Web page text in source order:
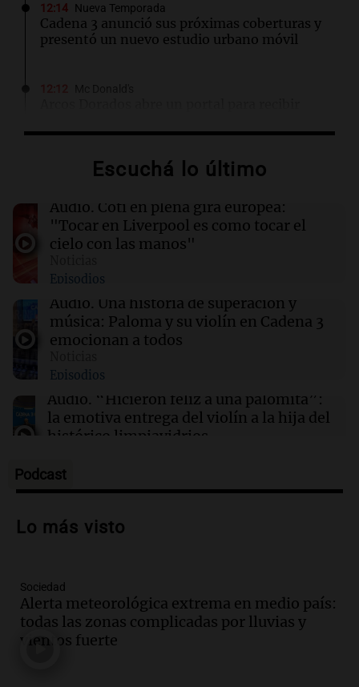
12:14 Nueva Temporada
Cadena 3 anunció sus próximas coberturas y
presentó un nuevo estudio urbano móvil
restaurantes McDonald’s
Quiniela la primera de la mañana: conocé los
números ganadores de hoy jueves 6 de
agosto.
12:11 Clima
Clima en Rosario: cómo seguirá el tiempo este
jueves 6 de agosto
Clima en CABA: cómo seguirá el tiempo este
jueves 6 de agosto
Escuchá lo último
Audio. Coti en plena gira europea:
"Tocar en Liverpool es como tocar el
cielo con las manos"
Episodios
Audio. Una historia de superación y
música: Paloma y su violín en Cadena 3
emocionan a todos
Episodios
Audio. “Hicieron feliz a una palomita”:
la emotiva entrega del violín a la hija del
histórico limpiavidrios
Episodios
Audio.Ley para regular refugios y
y gatos es gravísima"
Audio.
empleados sufrió consecuencias
negativas por sus redes sociales
El dato confiable
Podcast
Lo más visto
Sociedad
Alerta meteorológica extrema en medio país:
todas las zonas complicadas por lluvias y
vientos fuerte